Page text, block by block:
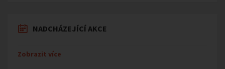
NADCHÁZEJÍCÍ AKCE
Zobrazit více